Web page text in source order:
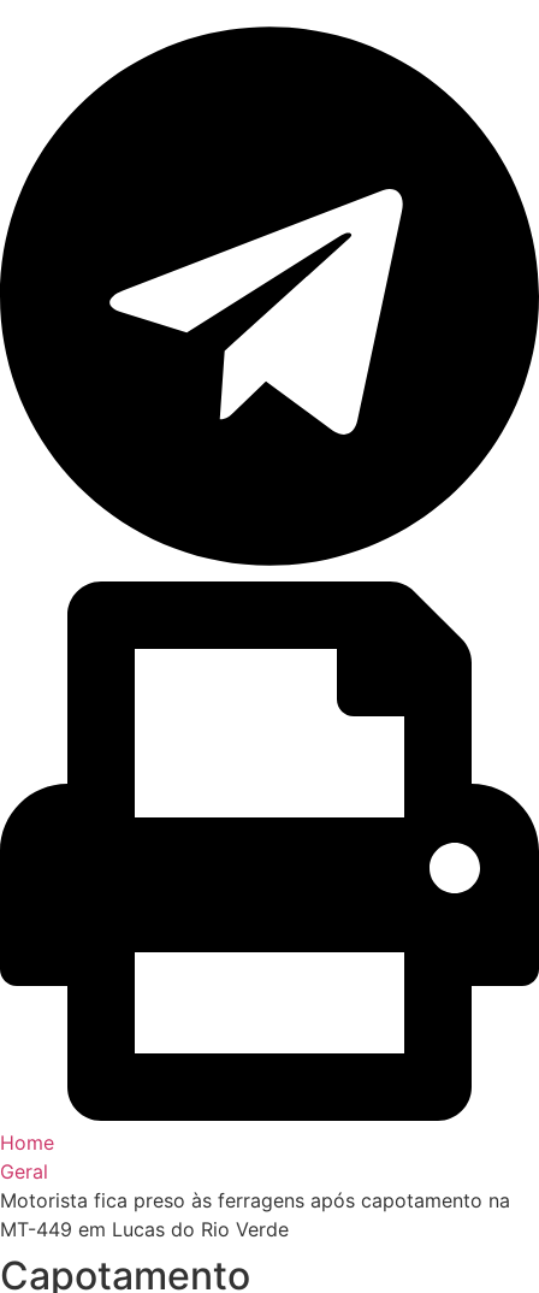
Home
Geral
Motorista fica preso às ferragens após capotamento na
MT-449 em Lucas do Rio Verde
Capotamento